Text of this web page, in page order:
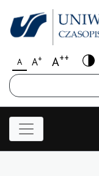
A A+ A++